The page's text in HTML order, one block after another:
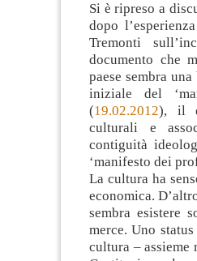
Si è ripreso a
dopo
Tremonti
documento che
paese sembra una
iniziale del
(19.02.2012), il
culturali e
contiguità
‘manifesto dei
La cultura ha
economica.
sembra esistere
merce. Uno
cultura – assieme